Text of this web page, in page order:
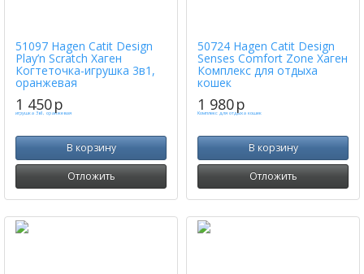
51097 Hagen Catit Design
Play’n Scratch Хаген
Когтеточка-игрушка 3в1,
оранжевая
1 450p
В корзину
Отложить
50724 Hagen Catit Design
Senses Comfort Zone Хаген
Комплекс для отдыха
кошек
1 980p
В корзину
Отложить